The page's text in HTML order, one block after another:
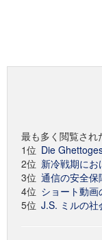
最も多く閲覧され
1位 Die
2位 新冷戦期にお
3位 通信の安全保
4位 ショート動画
5位 J.S. ミルの社